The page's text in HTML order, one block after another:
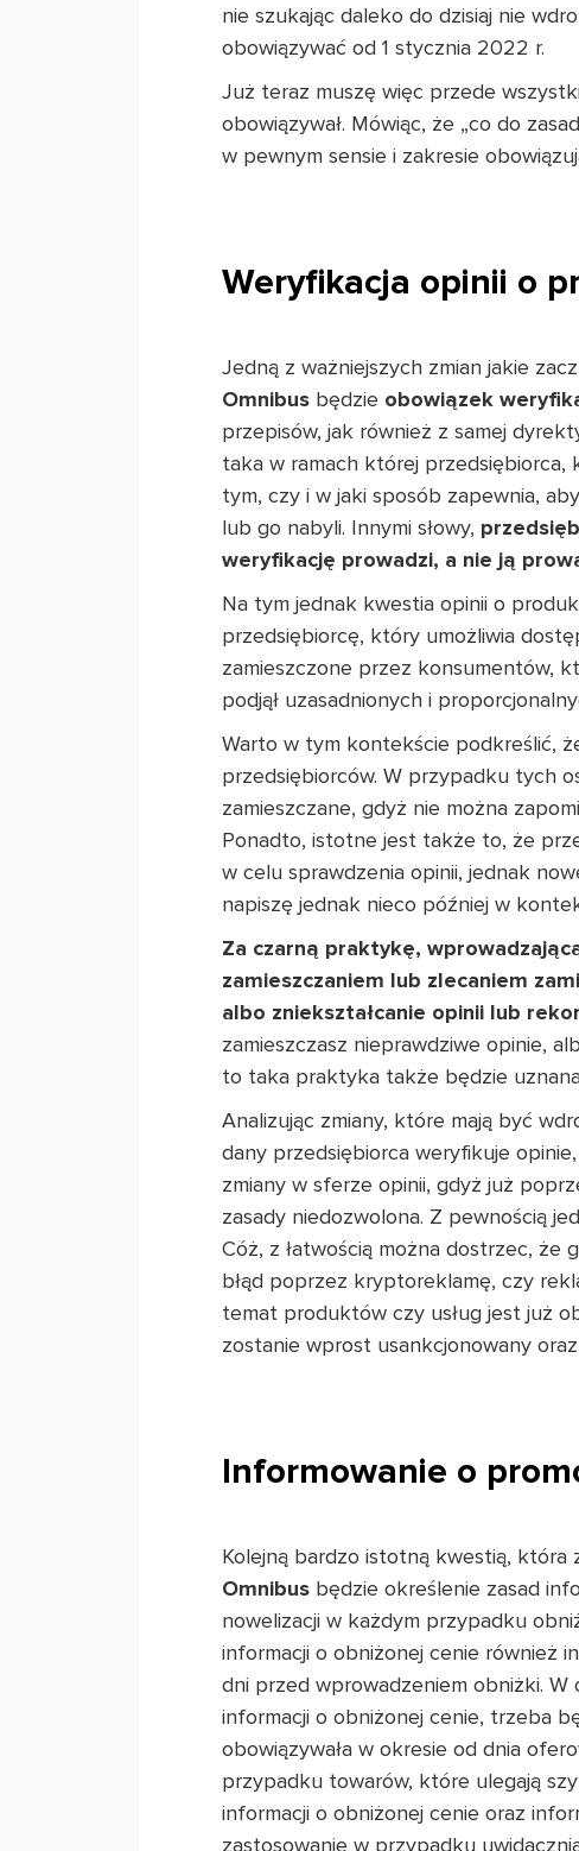
nie szukając daleko do dzisiaj nie
obowiązywać od 1 stycznia 2022 r.
Już teraz muszę więc przede
obowiązywał. Mówiąc, że „co do
w pewnym sensie i zakresie
Weryfikacja opinii o
Jedną z ważniejszych zmian jakie
Omnibus będzie obowiązek
przepisów, jak również z samej
taka w ramach której
tym, czy i w jaki sposób zapewnia,
lub go nabyli. Innymi słowy,
weryfikację prowadzi, a nie ją
Na tym jednak kwestia opinii o
przedsiębiorcę, który umożliwia
zamieszczone przez konsumentów,
podjął uzasadnionych i
Warto w tym kontekście podkreślić,
przedsiębiorców. W przypadku tych
zamieszczane, gdyż nie można
Ponadto, istotne jest także to, że
w celu sprawdzenia opinii, jednak
napiszę jednak nieco później w
Za czarną praktykę,
zamieszczaniem lub zlecaniem
albo zniekształcanie opinii lub
zamieszczasz nieprawdziwe opinie,
to taka praktyka także będzie
Analizując zmiany, które mają być
dany przedsiębiorca weryfikuje
zmiany w sferze opinii, gdyż już
zasady niedozwolona. Z pewnością
Cóż, z łatwością można dostrzec,
błąd poprzez kryptoreklamę, czy
temat produktów czy usług jest już
zostanie wprost usankcjonowany
Informowanie o
Kolejną bardzo istotną kwestią,
Omnibus będzie określenie zasad
nowelizacji w każdym przypadku
informacji o obniżonej cenie również
dni przed wprowadzeniem obniżki.
informacji o obniżonej cenie, trzeba
obowiązywała w okresie od dnia
przypadku towarów, które ulegają
informacji o obniżonej cenie oraz
zastosowanie w przypadku